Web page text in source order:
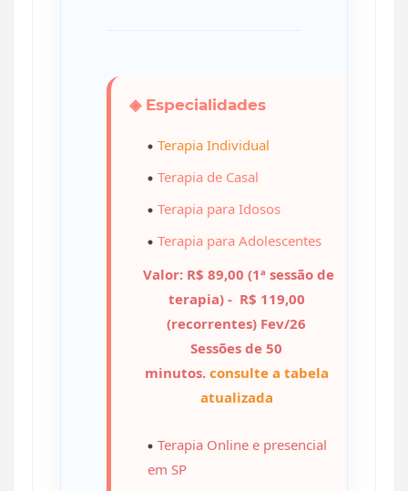
◈ Especialidades
Terapia Individual
Terapia de Casal
Terapia para Idosos
Terapia para Adolescentes
Valor: R$ 89,00 (1ª sessão de
terapia) - R$ 119,00
(recorrentes) Fev/26
Sessões de 50
minutos. consulte a tabela
atualizada
Terapia Online e presencial
em SP